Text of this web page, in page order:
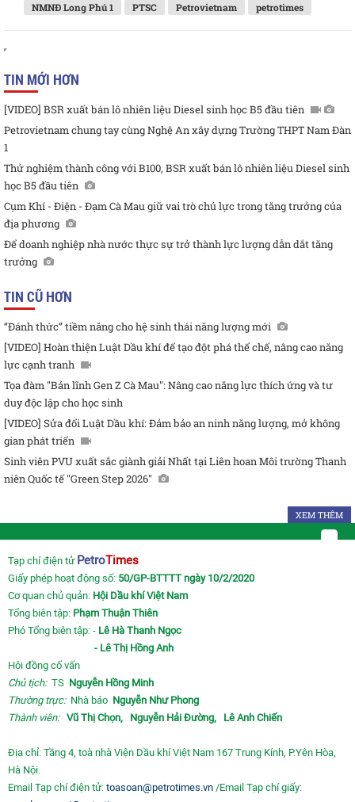
NMNĐ Long Phú 1
PTSC Petrovietnam petrotimes
TIN MỚI HƠN
[VIDEO] BSR xuất bán lô nhiên liệu Diesel sinh học B5 đầu tiên
Petrovietnam chung tay cùng Nghệ An xây dựng Trường THPT Nam Đàn
1
Thử nghiệm thành công với B100, BSR xuất bán lô nhiên liệu Diesel sinh
học B5 đầu tiên
Cụm Khí - Điện - Đạm Cà Mau giữ vai trò chủ lực trong tăng trưởng của
địa phương
Để doanh nghiệp nhà nước thực sự trở thành lực lượng dẫn dắt tăng
trưởng
TIN CŨ HƠN
“Đánh thức” tiềm năng cho hệ sinh thái năng lượng mới
[VIDEO] Hoàn thiện Luật Dầu khí để tạo đột phá thể chế, nâng cao năng
lực cạnh tranh
Tọa đàm "Bản lĩnh Gen Z Cà Mau": Nâng cao năng lực thích ứng và tư
duy độc lập cho học sinh
[VIDEO] Sửa đổi Luật Dầu khí: Đảm bảo an ninh năng lượng, mở không
gian phát triển
Sinh viên PVU xuất sắc giành giải Nhất tại Liên hoan Môi trường Thanh
niên Quốc tế "Green Step 2026"
XEM THÊM
Tạp chí điện tử PetroTimes
Giấy phép hoạt động số: 50/GP-BTTTT ngày 10/2/2020
Cơ quan chủ quản: Hội Dầu khí Việt Nam
Tổng biên tập: Phạm Thuận Thiên
Phó Tổng biên tập: - Lê Hà Thanh Ngọc
- Lê Thị Hồng Anh
Hội đồng cố vấn
Chủ tịch:TS Nguyễn Hồng Minh
Thường trực: Nhà báo Nguyễn Như Phong
Thành viên: Vũ Thị Chọn, Nguyễn Hải Đường, Lê Anh Chiến
Địa chỉ: Tầng 4, toà nhà Viện Dầu khí Việt Nam 167 Trung Kính, P.Yên Hòa,
Hà Nội.
Email Tạp chí điện tử: toasoan@petrotimes.vn /Email Tạp chí giấy: